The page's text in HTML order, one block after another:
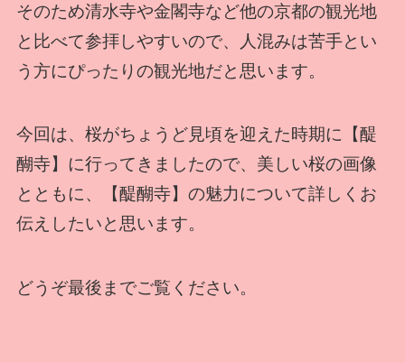
そのため清水寺や金閣寺など他の京都の観光地
と比べて参拝しやすいので、人混みは苦手とい
う方にぴったりの観光地だと思います。
今回は、桜がちょうど見頃を迎えた時期に【醍
醐寺】に行ってきましたので、美しい桜の画像
とともに、【醍醐寺】の魅力について詳しくお
伝えしたいと思います。
どうぞ最後までご覧ください。